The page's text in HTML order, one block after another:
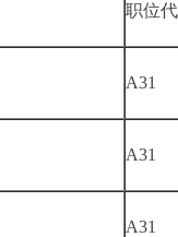
职位
A31
A31
A31